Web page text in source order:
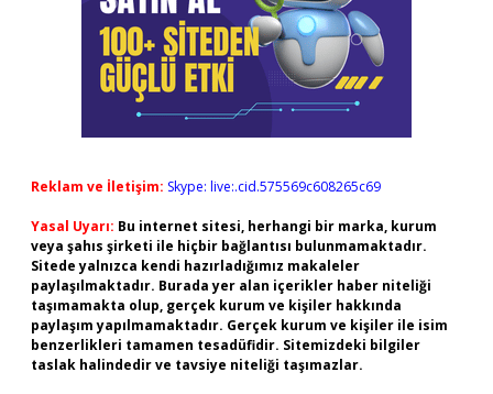
Reklam ve İletişim: Skype: live:.cid.575569c608265c69
Yasal Uyarı: Bu internet sitesi, herhangi bir marka, kurum
veya şahıs şirketi ile hiçbir bağlantısı bulunmamaktadır.
Sitede yalnızca kendi hazırladığımız makaleler
paylaşılmaktadır. Burada yer alan içerikler haber niteliği
taşımamakta olup, gerçek kurum ve kişiler hakkında
paylaşım yapılmamaktadır. Gerçek kurum ve kişiler ile isim
benzerlikleri tamamen tesadüfidir. Sitemizdeki bilgiler
taslak halindedir ve tavsiye niteliği taşımazlar.